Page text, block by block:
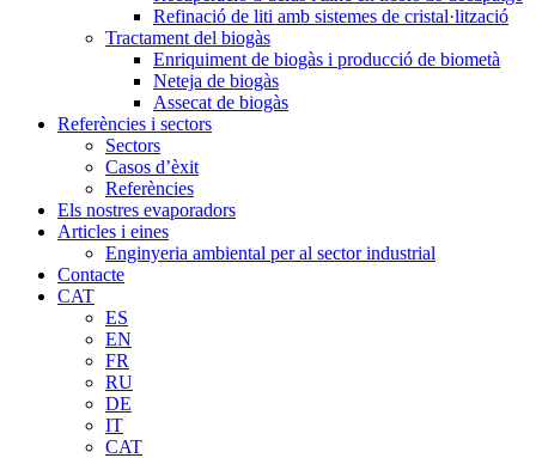
Refinació de liti amb sistemes de cristal·lització
Tractament del biogàs
Enriquiment de biogàs i producció de biometà
Neteja de biogàs
Assecat de biogàs
Referències i sectors
Sectors
Casos d’èxit
Referències
Els nostres evaporadors
Articles i eines
Enginyeria ambiental per al sector industrial
Contacte
CAT
ES
EN
FR
RU
DE
IT
CAT